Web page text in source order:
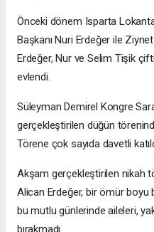
Önceki dönem Isparta
Başkanı Nuri Erdeğer ile
Erdeğer, Nur ve Selim Tişik
evlendi.
Süleyman Demirel Kongre
gerçekleştirilen düğün
Törene çok sayıda davetli
Akşam gerçekleştirilen nikah
Alican Erdeğer, bir ömür boyu
bu mutlu günlerinde aileleri,
bırakmadı.